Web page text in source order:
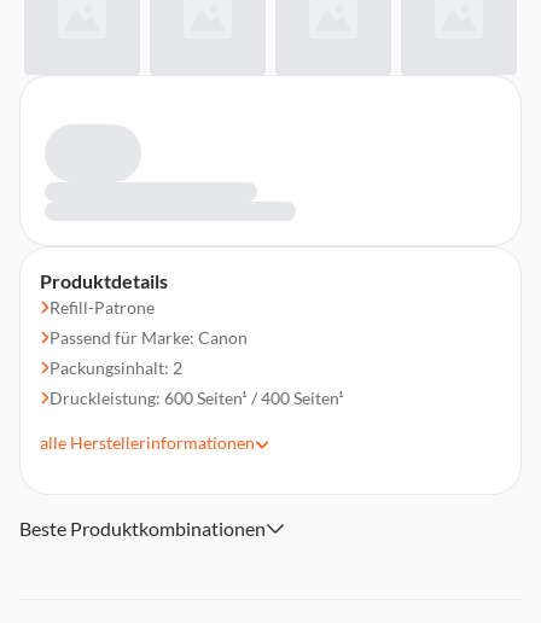
Produktdetails
Refill-Patrone
Passend für Marke: Canon
Packungsinhalt: 2
Druckleistung: 600 Seiten¹ / 400 Seiten¹
alle Herstellerinformationen
Beste Produktkombinationen